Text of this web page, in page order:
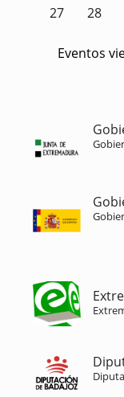
27
28
Eventos